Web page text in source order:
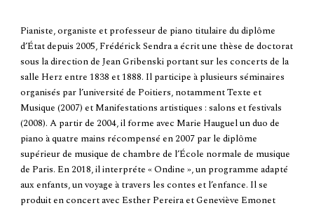
Pianiste, organiste et professeur de piano titulaire du diplôme
d’État depuis 2005, Frédérick Sendra a écrit une thèse de doctorat
sous la direction de Jean Gribenski portant sur les concerts de la
salle Herz entre 1838 et 1888. Il participe à plusieurs séminaires
organisés par l’université de Poitiers, notamment Texte et
Musique (2007) et Manifestations artistiques : salons et festivals
(2008). A partir de 2004, il forme avec Marie Hauguel un duo de
piano à quatre mains récompensé en 2007 par le diplôme
supérieur de musique de chambre de l’École normale de musique
de Paris. En 2018, il interpréte « Ondine », un programme adapté
aux enfants, un voyage à travers les contes et l’enfance. Il se
produit en concert avec Esther Pereira et Geneviève Emonet